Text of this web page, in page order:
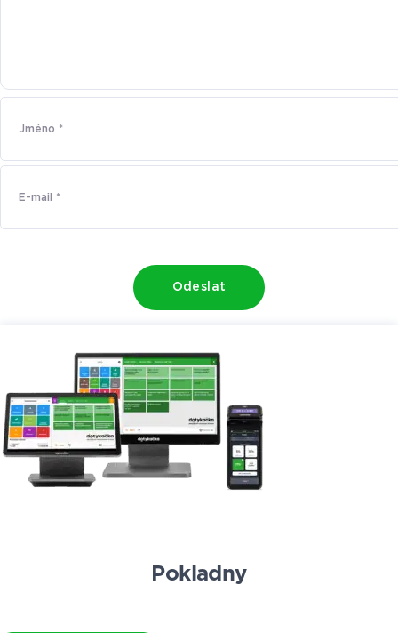
Odeslat
Pokladny